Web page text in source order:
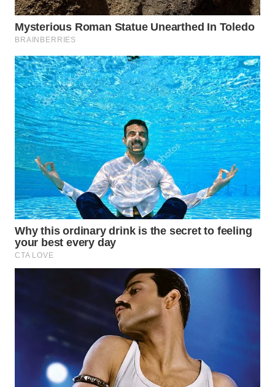
WN
TAPANULI
UTARA
WN
SAMOSIR
WN
PADANG
LAWAS
WN
SUMEDANG
WN
CIANJUR
WN
TANGERANG